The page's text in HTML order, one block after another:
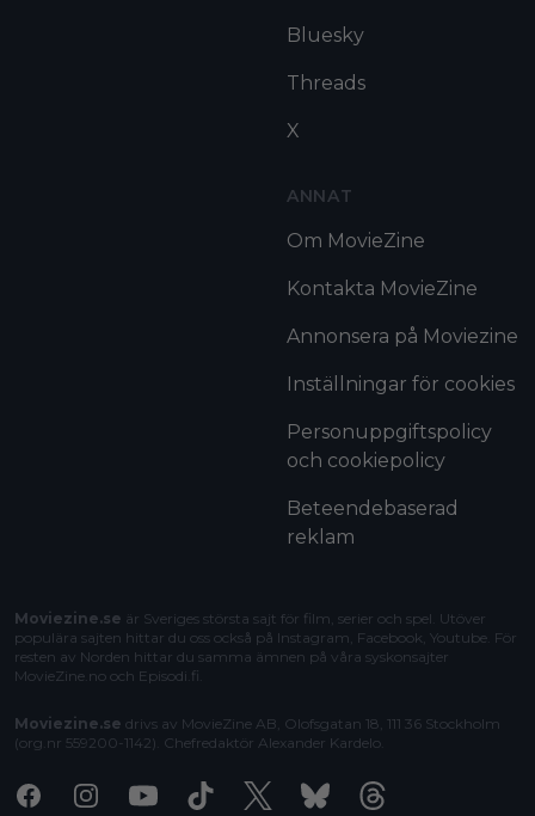
Bluesky
Threads
X
ANNAT
Om MovieZine
Kontakta MovieZine
Annonsera på Moviezine
Inställningar för cookies
Personuppgiftspolicy
och cookiepolicy
Beteendebaserad
reklam
Moviezine.se är Sveriges största sajt för film, serier och spel. Utöver
populära sajten hittar du oss också på Instagram, Facebook, Youtube. För
resten av Norden hittar du samma ämnen på våra syskonsajter
MovieZine.no och Episodi.fi
Moviezine.se drivs av MovieZine AB, Olofsgatan 18, 111 36 Stockholm
(org.nr 559200-1142). Chefredaktör Alexander Kardelo
FacebookInstagramYoutubeTiktok X BlueskyThreads